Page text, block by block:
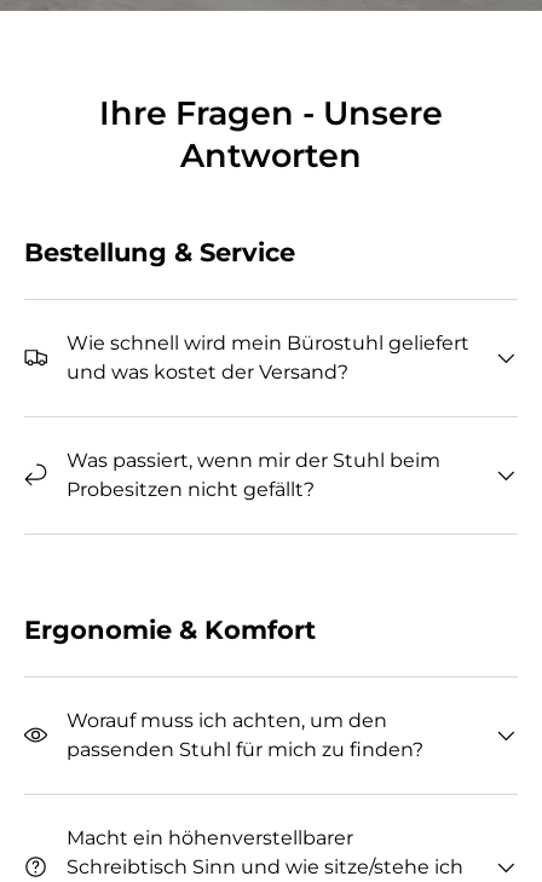
Ihre Fragen - Unsere
Antworten
Bestellung & Service
Wie schnell wird mein Bürostuhl geliefert
und was kostet der Versand?
Was passiert, wenn mir der Stuhl beim
Probesitzen nicht gefällt?
Ergonomie & Komfort
Worauf muss ich achten, um den
passenden Stuhl für mich zu finden?
Macht ein höhenverstellbarer
Schreibtisch Sinn und wie sitze/stehe ich